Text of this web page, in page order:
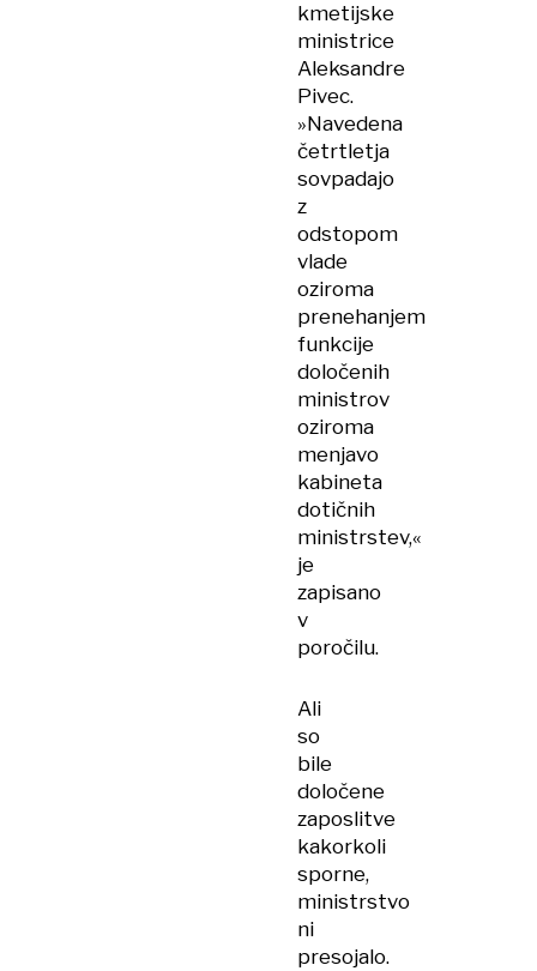
kmetijske
ministrice
Aleksandre
Pivec.
»Navedena
četrtletja
sovpadajo
z
odstopom
vlade
oziroma
prenehanjem
funkcije
določenih
ministrov
oziroma
menjavo
kabineta
dotičnih
ministrstev,«
je
zapisano
v
poročilu.
Ali
so
bile
določene
zaposlitve
kakorkoli
sporne,
ministrstvo
ni
presojalo.